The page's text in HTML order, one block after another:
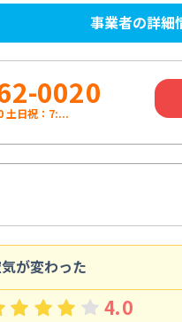
事業者の詳細
0020
土日祝：7:...
が変わった
4.0